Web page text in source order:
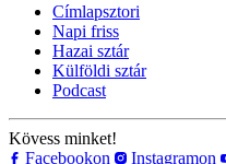
Címlapsztori
Napi friss
Hazai sztár
Külföldi sztár
Podcast
Kövess minket!
Facebookon
Instagramon